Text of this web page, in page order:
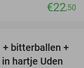
€22,50
55%
+ bitterballen +
hartje Uden